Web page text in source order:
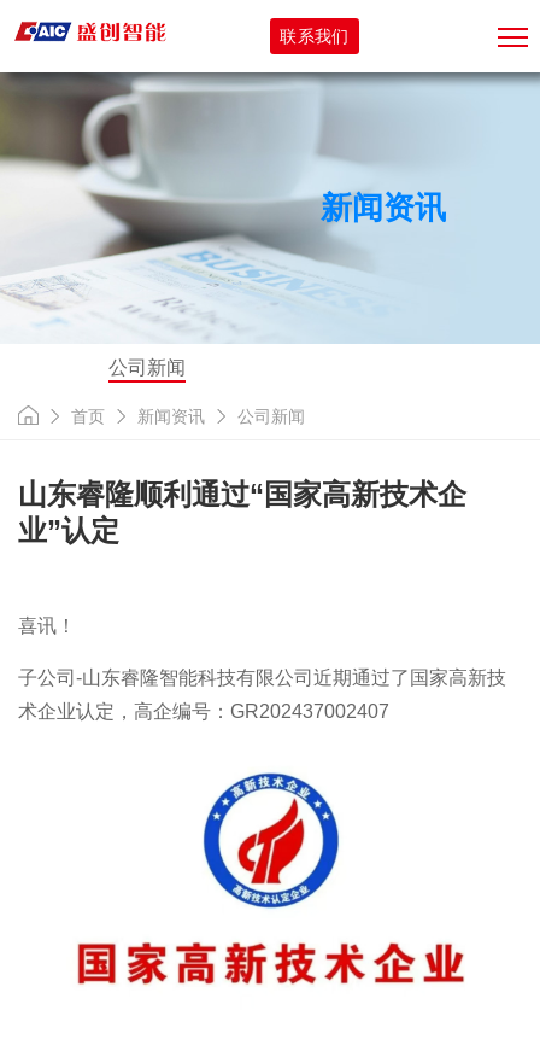
联系我们
新闻资讯
公司新闻
首页 新闻资讯 公司新闻
山东睿隆顺利通过“国家高新技术企
业”认定
喜讯！
子公司-山东睿隆智能科技有限公司近期通过了国家高新技
术企业认定，高企编号：GR202437002407